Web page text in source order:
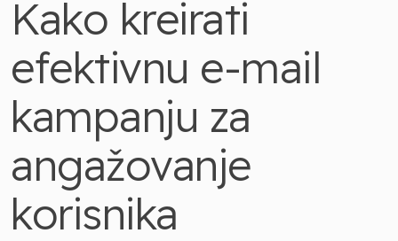
Kako kreirati
efektivnu e-mail
kampanju za
angažovanje
korisnika